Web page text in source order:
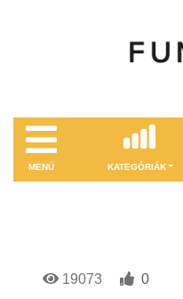
MENÜ KATEGÓRIÁK
19073
0